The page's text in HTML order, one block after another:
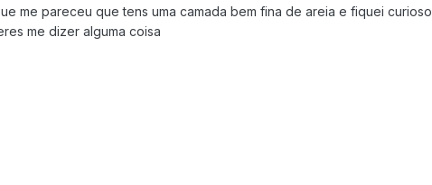
me pareceu que tens uma camada bem fina de areia e fiquei curioso
me dizer alguma coisa